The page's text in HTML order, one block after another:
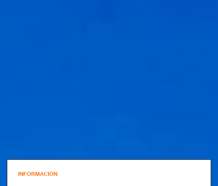
INFORMACIÓN